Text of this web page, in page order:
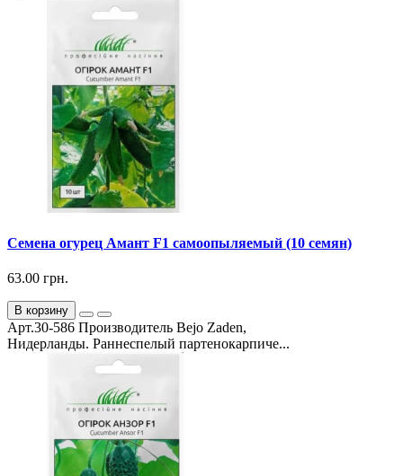
Семена огурец Амант F1 самоопыляемый (10 семян)
63.00 грн.
В корзину
Арт.30-586 Производитель Bejo Zaden,
Нидерланды. Раннеспелый партенокарпиче...